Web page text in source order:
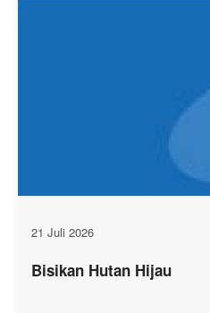
21 Juli 2026
Bisikan Hutan Hijau